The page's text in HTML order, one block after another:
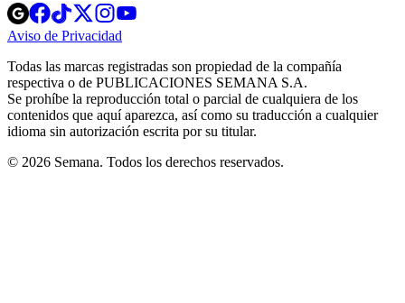
Opens
in
new
Opens
in
new
Opens
in
new
window
Opens
new
windowwindow
Aviso de Privacidad
new
window
Todas las marcas registradas son propiedad de la compañía
respectiva o de PUBLICACIONES SEMANA S.A.
Se prohíbe la reproducción total o parcial de cualquiera de los
contenidos que aquí aparezca, así como su traducción a cualquier
idioma sin autorización escrita por su titular.
© 2026 Semana. Todos los derechos reservados.